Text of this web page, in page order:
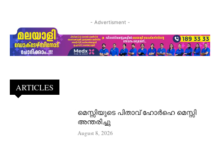
- Advertisment -
ARTICLES
മെസ്സിയുടെ പിതാവ് ഹോർഹെ മെസ്സി
അന്തരിച്ചു
August 8, 2026